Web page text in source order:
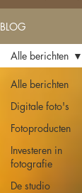
BLOG
Alle berichten
Digitale foto's
Fotoproducten
Investeren in
fotografie
De studio
Alle berichten